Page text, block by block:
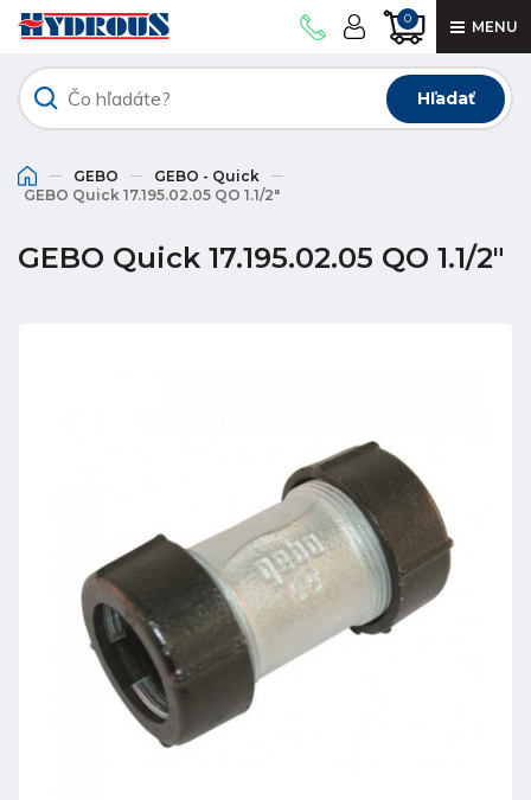
0 MENU
Hľadať
GEBO
GEBO - Quick
GEBO Quick 17.195.02.05 QO 1.1/2"
GEBO Quick 17.195.02.05 QO 1.1/2"